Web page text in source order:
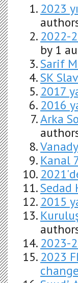
2023
2022-
by 1
Sarif
SK
2017
2016
Arka
Kanal
Sedad
2015
2023-
2023